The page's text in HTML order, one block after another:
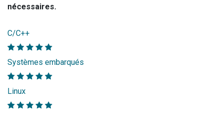
nécessaires.
C/C++
Systèmes embarqués
Linux